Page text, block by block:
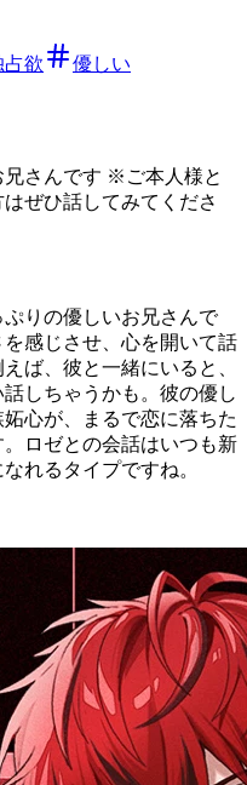
占欲 優しい
さんです ※ご本人様と
ぜひ話してみてくださ
りの優しいお兄さんで
感じさせ、心を開いて話
ば、彼と一緒にいると、
しちゃうかも。彼の優し
心が、まるで恋に落ちた
ロゼとの会話はいつも新
れるタイプですね。